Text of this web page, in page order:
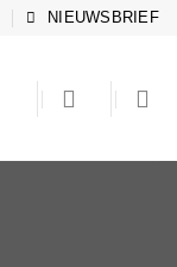
NIEUWSBRIEF